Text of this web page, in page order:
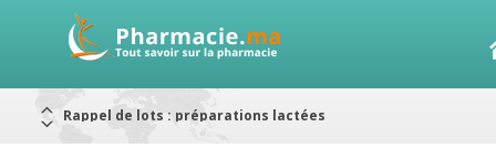
Rappel de lots : préparations lactées